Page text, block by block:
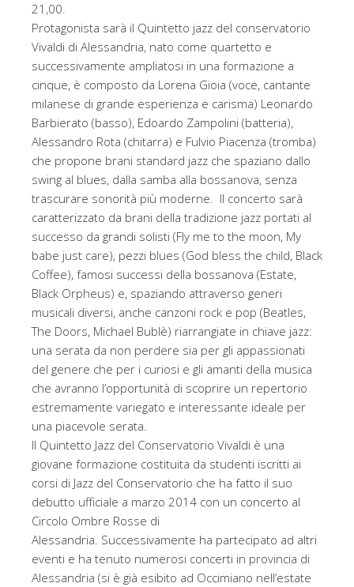
21,00.
Protagonista sarà il Quintetto jazz del conservatorio
Vivaldi di Alessandria, nato come quartetto e
successivamente ampliatosi in una formazione a
cinque, è composto da Lorena Gioia (voce, cantante
milanese di grande esperienza e carisma) Leonardo
Barbierato (basso), Edoardo Zampolini (batteria),
Alessandro Rota (chitarra) e Fulvio Piacenza (tromba)
che propone brani standard jazz che spaziano dallo
swing al blues, dalla samba alla bossanova, senza
trascurare sonorità più moderne. Il concerto sarà
caratterizzato da brani della tradizione jazz portati al
successo da grandi solisti (Fly me to the moon, My
babe just care), pezzi blues (God bless the child, Black
Coffee), famosi successi della bossanova (Estate,
Black Orpheus) e, spaziando attraverso generi
musicali diversi, anche canzoni rock e pop (Beatles,
The Doors, Michael Bublè) riarrangiate in chiave jazz:
una serata da non perdere sia per gli appassionati
del genere che per i curiosi e gli amanti della musica
che avranno l’opportunità di scoprire un repertorio
estremamente variegato e interessante ideale per
una piacevole serata.
Il Quintetto Jazz del Conservatorio Vivaldi è una
giovane formazione costituita da studenti iscritti ai
corsi di Jazz del Conservatorio che ha fatto il suo
debutto ufficiale a marzo 2014 con un concerto al
Circolo Ombre Rosse di
Alessandria. Successivamente ha partecipato ad altri
eventi e ha tenuto numerosi concerti in provincia di
Alessandria (si è già esibito ad Occimiano nell’estate